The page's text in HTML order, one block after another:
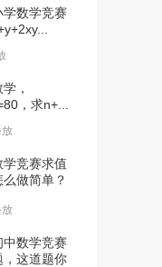
学数学竞赛
，
，求n+...
学竞赛求值
做简单？
中数学竞赛
，这道题你